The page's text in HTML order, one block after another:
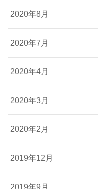
2020年8月
2020年7月
2020年4月
2020年3月
2020年2月
2019年12月
2019年9月